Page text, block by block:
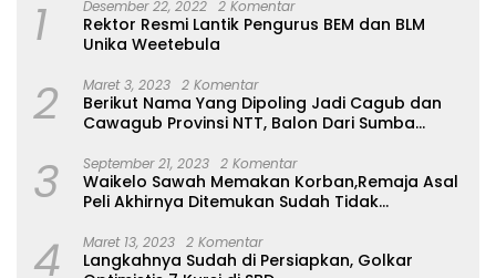
1 Desember 22, 2022 2 Komentar
Rektor Resmi Lantik Pengurus BEM dan BLM
Unika Weetebula
2 Maret 3, 2023 2 Komentar
Berikut Nama Yang Dipoling Jadi Cagub dan
Cawagub Provinsi NTT, Balon Dari Sumba
3 September 21, 2023 2 Komentar
Waikelo Sawah Memakan Korban,Remaja Asal
Peli Akhirnya Ditemukan Sudah Tidak
4 Maret 13, 2023 2 Komentar
Langkahnya Sudah di Persiapkan, Golkar